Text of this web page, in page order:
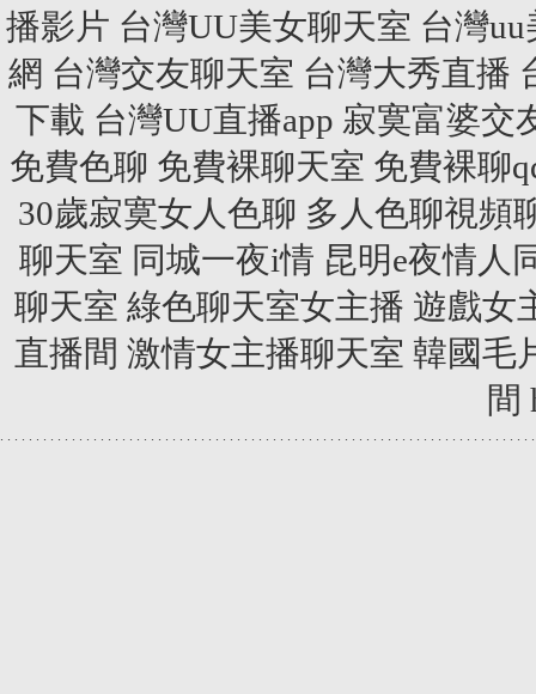
播影片 台灣UU美女聊天室 台灣
網 台灣交友聊天室 台灣大秀直播
下載 台灣UU直播app 寂寞富婆交
免費色聊 免費裸聊天室 免費裸聊
30歲寂寞女人色聊 多人色聊視頻
聊天室 同城一夜i情 昆明e夜情人
聊天室 綠色聊天室女主播 遊戲女
直播間 激情女主播聊天室 韓國毛
間
. . . . . . . . . . . . . . . . . . . . . . . . . . . . . . . . . . . . . . . . . . . . . . . . . . . . . . . . . . . . . . . . . . . . . . . . . . .